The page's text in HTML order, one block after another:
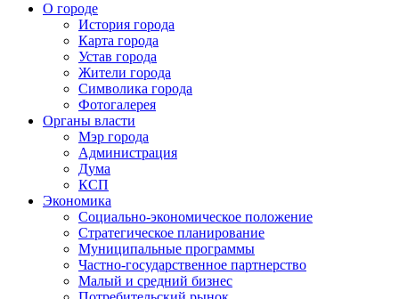
О городе
История города
Карта города
Устав города
Жители города
Символика города
Фотогалерея
Органы власти
Мэр города
Администрация
Дума
КСП
Экономика
Социально-экономическое положение
Стратегическое планирование
Муниципальные программы
Частно-государственное партнерство
Малый и средний бизнес